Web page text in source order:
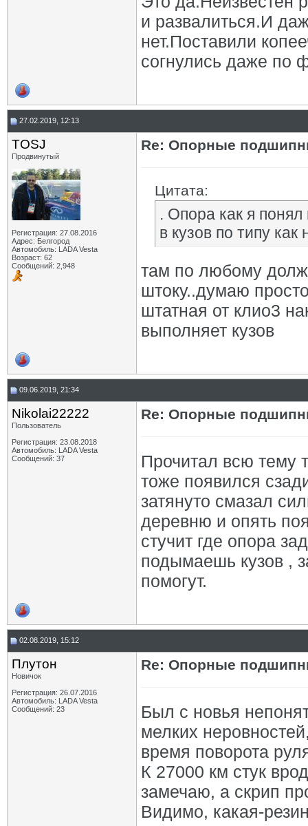
и развалиться.И
нет.Поставили
согнулись даже по
27.02.2019, 12:13
TOSJ
Продвинутый
Регистрация: 27.08.2016
Адрес: Белгород
Автомобиль: LADA Vesta
Возраст: 62
Сообщений: 2,948
Re: Опорные
Цитата:
. Опора как я
в кузов по типу как
там по любому
штоку..думаю
штатная от клио3
выполняет кузов
09.06.2019, 21:34
Nikolai22222
Пользователь
Регистрация: 23.08.2018
Автомобиль: LADA Vesta
Сообщений: 37
Re: Опорные
Прочитал всю тему
тоже появился
затянуто смазал
деревню и опять
стучит где опора
подымаешь кузов ,
помогут.
02.08.2019, 15:12
Плутон
Новичок
Регистрация: 26.07.2016
Автомобиль: LADA Vesta
Сообщений: 23
Re: Опорные
Был с новья
мелких
время поворота
К 27000 км стук
замечаю, а скрип
Видимо, какая-